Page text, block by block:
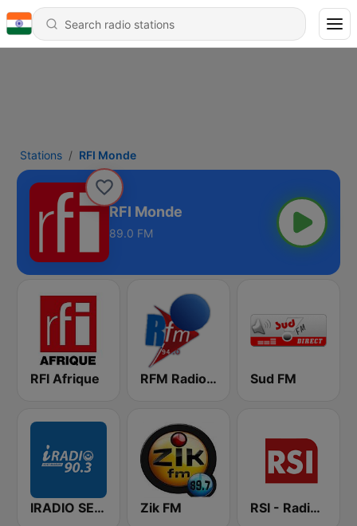
Stations RFI Monde
RFI Monde
89.0 FM
RFI Afrique RFM Radio Futurs Medias 94.0 FM Sud FM
IRADIO SENEGAL Zik FM RSI - Radio Sénégal Internationale